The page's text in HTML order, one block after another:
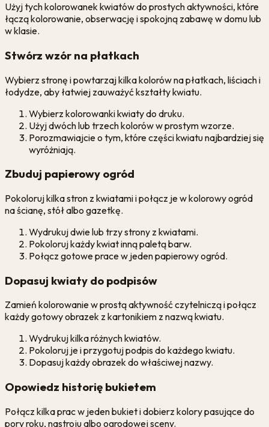
Użyj tych kolorowanek kwiatów do prostych aktywności, które
łączą kolorowanie, obserwację i spokojną zabawę w domu lub
w klasie.
Stwórz wzór na płatkach
Wybierz stronę i powtarzaj kilka kolorów na płatkach, liściach i
łodydze, aby łatwiej zauważyć kształty kwiatu.
Wybierz kolorowanki kwiaty do druku.
Użyj dwóch lub trzech kolorów w prostym wzorze.
Porozmawiajcie o tym, które części kwiatu najbardziej się
wyróżniają.
Zbuduj papierowy ogród
Pokoloruj kilka stron z kwiatami i połącz je w kolorowy ogród
na ścianę, stół albo gazetkę.
Wydrukuj dwie lub trzy strony z kwiatami.
Pokoloruj każdy kwiat inną paletą barw.
Połącz gotowe prace w jeden papierowy ogród.
Dopasuj kwiaty do podpisów
Zamień kolorowanie w prostą aktywność czytelniczą i połącz
każdy gotowy obrazek z kartonikiem z nazwą kwiatu.
Wydrukuj kilka różnych kwiatów.
Pokoloruj je i przygotuj podpis do każdego kwiatu.
Dopasuj każdy obrazek do właściwej nazwy.
Opowiedz historię bukietem
Połącz kilka prac w jeden bukiet i dobierz kolory pasujące do
pory roku, nastroju albo ogrodowej sceny.